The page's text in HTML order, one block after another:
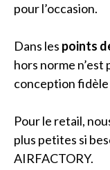
pour l’occasion.
Dans les points
hors norme n’est
conception fidèle
Pour le retail,
plus petites si
AIRFACTORY.